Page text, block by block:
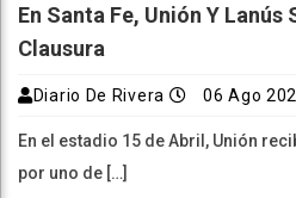
En Santa Fe, Unión Y Lanús
Clausura
Diario De Rivera 06 Ago
En el estadio 15 de Abril, Unión
por uno de […]